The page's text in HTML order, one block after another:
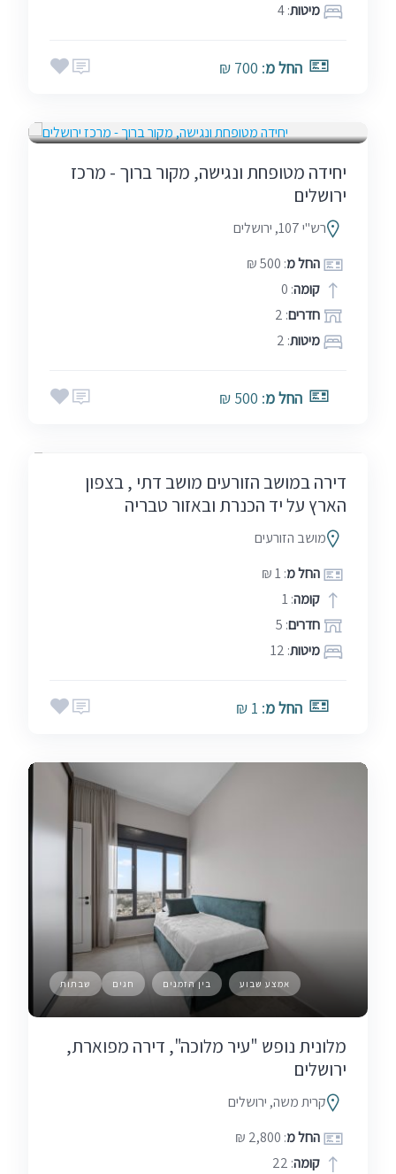
מיטות: 4
החל מ: 700 ₪
יחידה מטופחת ונגישה, מקור ברוך - מרכז
ירושלים
רש"י 107, ירושלים
החל מ: 500 ₪
קומה: 0
חדרים: 2
מיטות: 2
החל מ: 500 ₪
דירה במושב הזורעים מושב דתי , בצפון
הארץ על יד הכנרת ובאזור טבריה
מושב הזורעים
החל מ: 1 ₪
קומה: 1
חדרים: 5
מיטות: 12
החל מ: 1 ₪
אמצע שבוע בין הזמנים חגים שבתות
מלונית נופש "עיר מלוכה", דירה מפוארת,
ירושלים
קרית משה, ירושלים
החל מ: 2,800 ₪
קומה: 22